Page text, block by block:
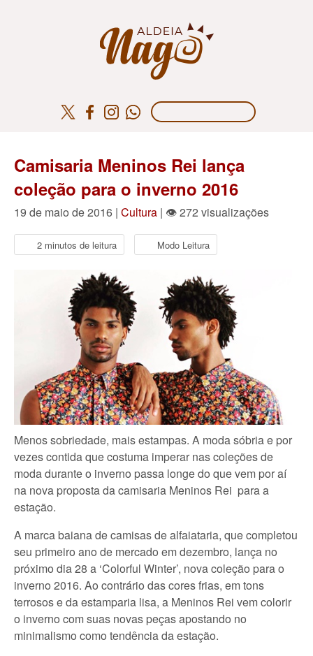
Camisaria Meninos Rei lança
coleção para o inverno 2016
19 de maio de 2016 | Cultura | 👁 272 visualizações
2 minutos de leitura Modo Leitura
Menos sobriedade, mais estampas. A moda sóbria e por
vezes contida que costuma imperar nas coleções de
moda durante o inverno passa longe do que vem por aí
na nova proposta da camisaria Meninos Rei para a
estação.
A marca baiana de camisas de alfaiataria, que completou
seu primeiro ano de mercado em dezembro, lança no
próximo dia 28 a ‘Colorful Winter’, nova coleção para o
inverno 2016. Ao contrário das cores frias, em tons
terrosos e da estamparia lisa, a Meninos Rei vem colorir
o inverno com suas novas peças apostando no
minimalismo como tendência da estação.